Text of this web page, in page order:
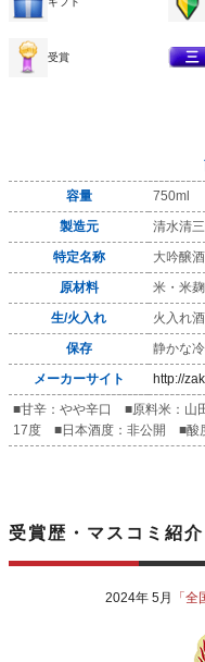
受賞
容量
750ml
製造元
清水清
特定名称
大吟醸酒
原材料
米・米
生/火入れ
火入れ
保存
静かな
メーカーサイト
http://
■甘辛：やや辛口 ■原料米：山
17度 ■日本酒度：非公開 ■酸
受賞歴・マスコミ紹介
2024年 5月 「